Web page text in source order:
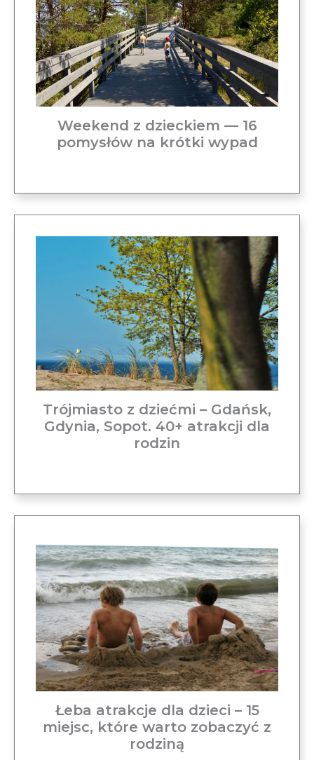
Weekend z dzieckiem — 16
pomysłów na krótki wypad
Trójmiasto z dziećmi – Gdańsk,
Gdynia, Sopot. 40+ atrakcji dla
rodzin
Łeba atrakcje dla dzieci – 15
miejsc, które warto zobaczyć z
rodziną